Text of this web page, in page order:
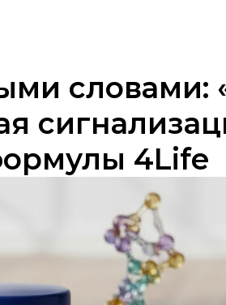
словами:
4Life